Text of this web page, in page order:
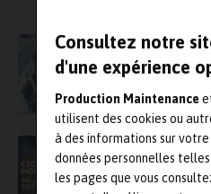
Consultez notre
d'une expérience
Production Maintenance
utilisent des cookies ou
à des informations sur
données personnelles
les pages que vous
Global
espaces
l’industrie
Global
Vib